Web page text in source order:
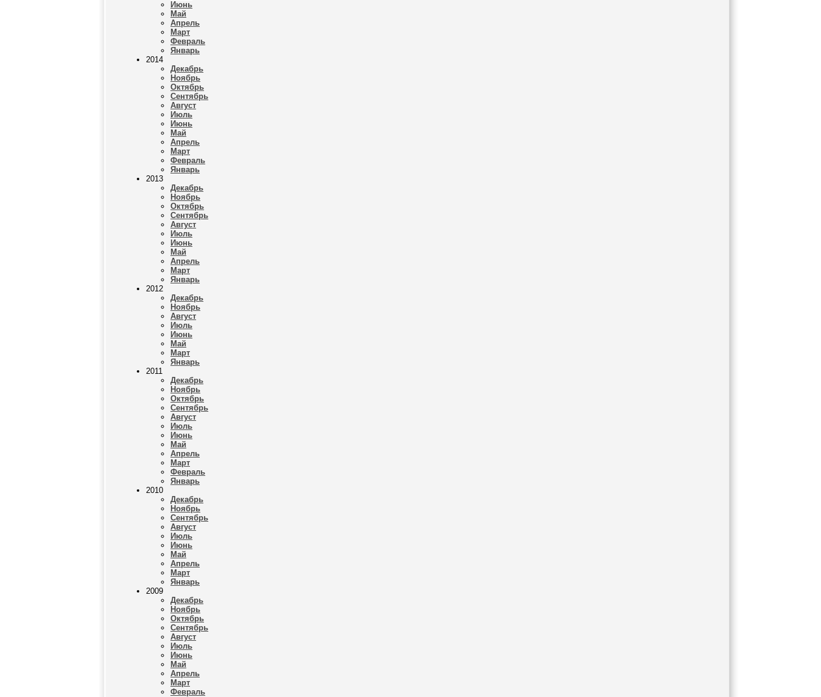
Июнь
Май
Апрель
Март
Февраль
Январь
2014
Декабрь
Ноябрь
Октябрь
Сентябрь
Август
Июль
Июнь
Май
Апрель
Март
Февраль
Январь
2013
Декабрь
Ноябрь
Октябрь
Сентябрь
Август
Июль
Июнь
Май
Апрель
Март
Январь
2012
Декабрь
Ноябрь
Август
Июль
Июнь
Май
Март
Январь
2011
Декабрь
Ноябрь
Октябрь
Сентябрь
Август
Июль
Июнь
Май
Апрель
Март
Февраль
Январь
2010
Декабрь
Ноябрь
Сентябрь
Август
Июль
Июнь
Май
Апрель
Март
Январь
2009
Декабрь
Ноябрь
Октябрь
Сентябрь
Август
Июль
Июнь
Май
Апрель
Март
Февраль